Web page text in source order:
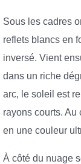
Sous les cadres
reflets blancs en
inversé. Vient
dans un riche
arc, le soleil est
rayons courts. Au
en une couleur
À côté du nuage